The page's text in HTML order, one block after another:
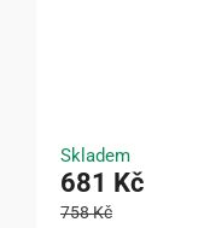
Skladem
681 Kč
758 Kč